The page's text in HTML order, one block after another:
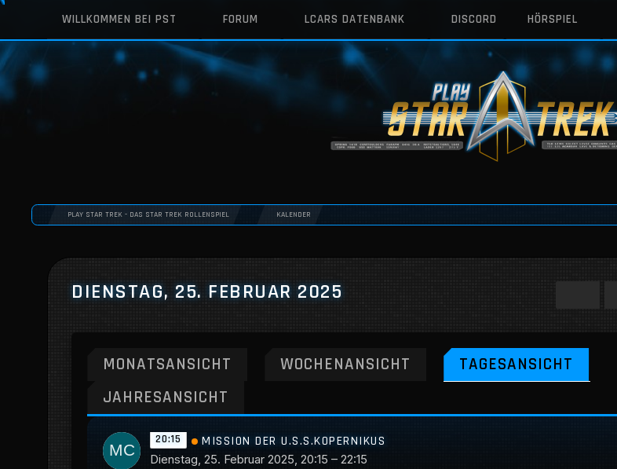
WILLKOMMEN BEI PST FORUM LCARS DATENBANK DISCORD HÖRSPIEL
PLAY STAR TREK - DAS STAR TREK ROLLENSPIEL KALENDER
DIENSTAG, 25. FEBRUAR 2025
MONATSANSICHT WOCHENANSICHT
TAGESANSICHT
JAHRESANSICHT
20:15 MISSION DER U.S.S.KOPERNIKUS
Dienstag, 25. Februar 2025, 20:15 – 22:15